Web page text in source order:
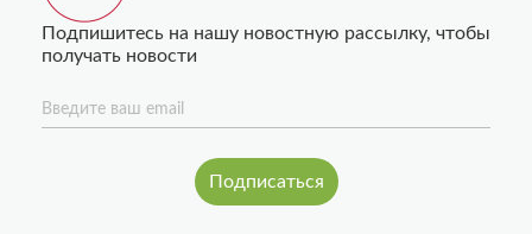
Подпишитесь на нашу новостную рассылку, чтобы
получать новости
Введите ваш email